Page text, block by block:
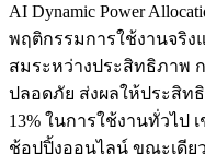
AI Dynamic Power
พฤติกรรมการใช้งานจริง
สมระหว่างประสิทธิภาพ
ปลอดภัย ส่งผลให้ประสิท
13% ในการใช้งานทั่วไป
ช้อปปิ้งออนไลน์ ขณะเดีย